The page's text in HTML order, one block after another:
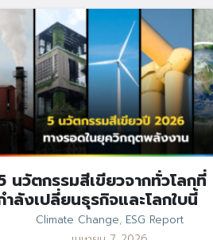
นวัตกรรมสีเขียวจากทั่วโลกที่
ำลังเปลี่ยนธุรกิจและโลกใบนี้
Climate Change, ESG Report